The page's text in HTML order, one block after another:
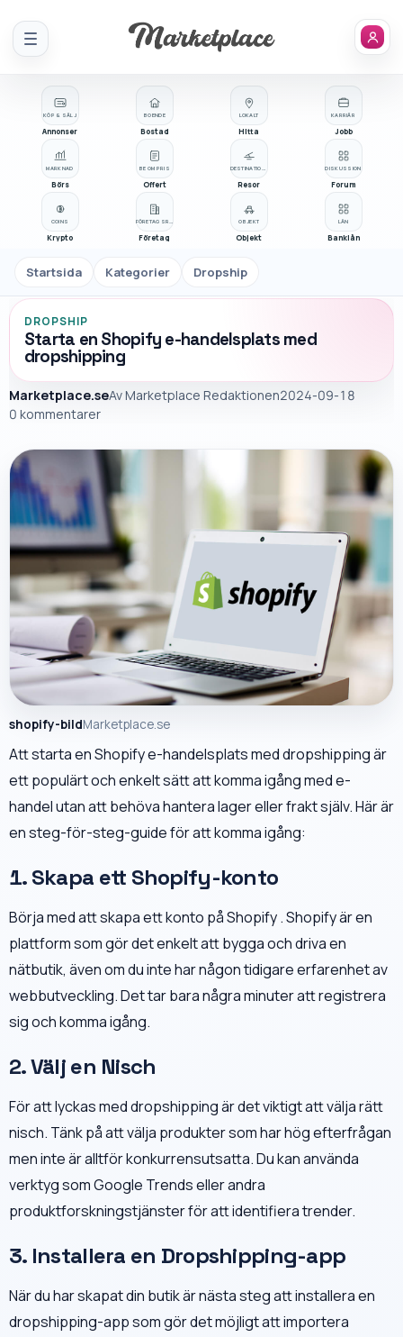
Meny
KÖP & SÄLJ
Annonser
BOENDE
Bostad
OBJEKT
Objekt
BE OM PRIS
Offert
Företag
LÅN
Banklån
MARKNAD
Börs
LOKALT
Hitta
KARRIÄR
Jobb
Resor
COINS
Krypto
DISKUSSION
Forum
Startsida Kategorier Dropship
DROPSHIP
Starta en Shopify e-handelsplats med
dropshipping
Marketplace.seAvMarketplace Redaktionen2024-09-18
0 kommentarer
shopify-bildMarketplace.se
Att starta en Shopify e-handelsplats med dropshipping är
ett populärt och enkelt sätt att komma igång med e-
handel utan att behöva hantera lager eller frakt själv. Här är
en steg-för-steg-guide för att komma igång:
1. Skapa ett Shopify-konto
Börja med att skapa ett konto på Shopify . Shopify är en
plattform som gör det enkelt att bygga och driva en
nätbutik, även om du inte har någon tidigare erfarenhet av
webbutveckling. Det tar bara några minuter att registrera
sig och komma igång.
2. Välj en Nisch
För att lyckas med dropshipping är det viktigt att välja rätt
nisch. Tänk på att välja produkter som har hög efterfrågan
men inte är alltför konkurrensutsatta. Du kan använda
verktyg som Google Trends eller andra
produktforskningstjänster för att identifiera trender.
3. Installera en Dropshipping-app
När du har skapat din butik är nästa steg att installera en
dropshipping-app som gör det möjligt att importera